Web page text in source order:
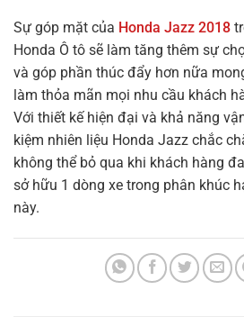
Sự góp mặt của Honda Jazz 2018
Honda Ô tô sẽ làm tăng thêm sự
và góp phần thúc đẩy hơn nữa
làm thỏa mãn mọi nhu cầu khách
Với thiết kế hiện đại và khả năng
kiệm nhiên liệu Honda Jazz chắc
không thể bỏ qua khi khách hàng
sở hữu 1 dòng xe trong phân khúc
này.